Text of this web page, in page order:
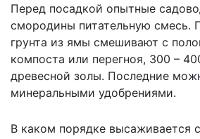
Перед посадкой опытные
смородины питательную смесь.
грунта из ямы смешивают с
компоста или перегноя, 300 –
древесной золы. Последние
минеральными удобрениями.
В каком порядке высаживается